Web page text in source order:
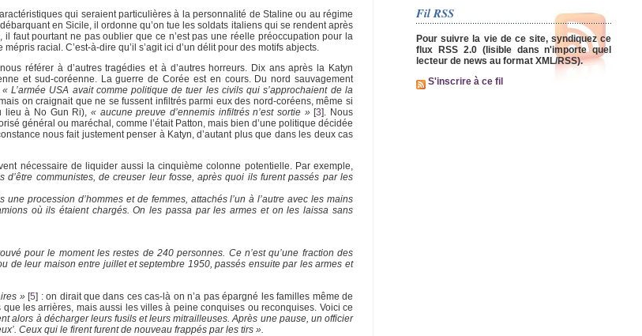
qui seraient particulières à la personnalité de Staline ou au régime
en Sicile, il ordonne qu’on tue les soldats italiens qui se rendent après
il faut pourtant ne pas oublier que ce n’est pas une réelle préoccupation pour la
racial. C’est-à-dire qu’il s’agit ici d’un délit pour des motifs abjects.
référer à d’autres tragédies et à d’autres horreurs. Dix ans après la Katyn
et sud-coréenne. La guerre de Corée est en cours. Du nord sauvagement
« L’armée USA avait comme politique de tuer les civils qui s’approchaient de la
on craignait que ne se fussent infiltrés parmi eux des nord-coréens, même si
lieu à No Gun Ri), « aucune preuve d’ennemis infiltrés n’est sortie »[3]. Nous
général ou maréchal, comme l’était Patton, mais bien d’une politique décidée
nous fait justement penser à Katyn, d’autant plus que dans les deux cas
nécessaire de liquider aussi la cinquième colonne potentielle. Par exemple,
communistes, de creuser leur fosse, après quoi ils furent passés par les
procession d’hommes et de femmes, attachés l’un à l’autre avec les mains
où ils étaient chargés. On les passa par les armes et on les laissa sans
pour le moment les restes de 240 personnes. Ce n’est qu’une fraction des
de leur maison entre juillet et septembre 1950, passés ensuite par les armes et
»[5] : on dirait que dans ces cas-là on n’a pas épargné les familles même de
les arrières, mais aussi les villes à peine conquises ou reconquises. Voici ce
alors à décharger leurs fusils et leurs mitrailleuses. Après une pause, un officier
Ceux qui le firent furent de nouveau frappés par les tirs ».
Fil RSS
Pour suivre la vie de ce site, syndiquez ce
flux RSS 2.0 (lisible dans n'importe quel
lecteur de news au format XML/RSS).
S'inscrire à ce fil